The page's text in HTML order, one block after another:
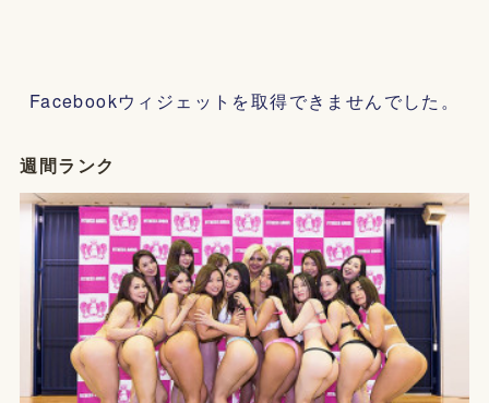
Facebookウィジェットを取得できませんでした。
週間ランク